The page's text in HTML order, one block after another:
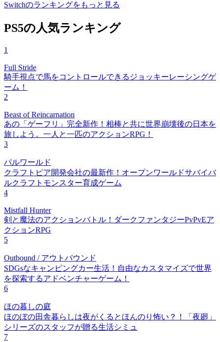
Switchのランキングをもっと見る
PS5の人気ランキング
1
Full Stride
騎手視点で馬をコントロールできるジョッキーレーシングゲ
ーム！
2
Beast of Reincarnation
あの「ゲーフリ」完全新作！相棒と共に世界崩壊後の日本を
旅しよう。一人と一匹のアクションRPG！
3
パルワールド
クラフトピア開発会社の最新作！オープンワールドサバイバ
ルクラフトモンスター育成ゲーム
4
Mistfall Hunter
剣と魔法のアクションバトル！ダークファンタジーPvPvEア
クションRPG
5
Outbound / アウトバウンド
SDGsなキャンピングカー生活！自由なカスタマイズで世界
を探索するアドベンチャーゲーム！
6
ほの暮しの庭
ほのぼの田舎暮らしは夜がくるとほんのり怖い？！「夜廻」
シリーズのスタッフが贈る生活シミュ
7